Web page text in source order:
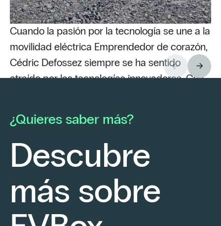
Cuando la pasión por la tecnología se une a la
movilidad eléctrica Emprendedor de corazón,
Cédric Defossez siempre se ha sentido
atraído por las tecnologías innovadoras. Con
firme: ofrecer a sus clientes soluciones de
vanguardia.
¿Quieres saber más?
Descubre
más sobre